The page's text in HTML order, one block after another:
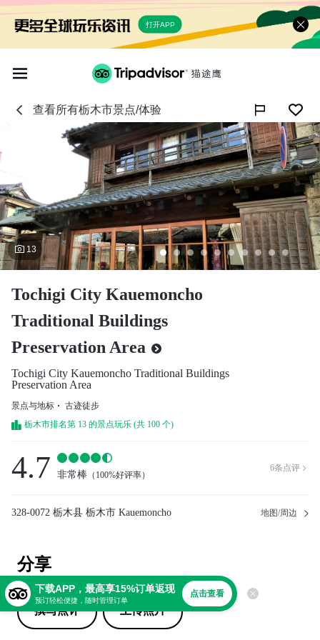
打开APP
查看所有栃木市景点/体验
 13
Tochigi City Kauemoncho
Traditional Buildings
Preservation Area
Tochigi City Kauemoncho Traditional Buildings
Preservation Area
景点与地标
古迹徒步
栃木市排名第 13 的景点玩乐 (共 100 个)
4.7 非常棒 （ 100%好评率）
6条点评 
328-0072 栃木县 栃木市 Kauemoncho 地图/周边
分享
撰写点评 上传照片
下载APP，最高享15%订单返现
预订轻松便捷，随时管理订单
点击查看